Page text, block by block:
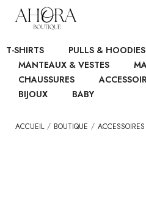
T-SHIRTS
PULLS & HOODIES
MANTEAUX & VESTES
CHAUSSURES
BIJOUX
BABY
ACCUEIL / BOUTIQUE / ACCESSOIRES